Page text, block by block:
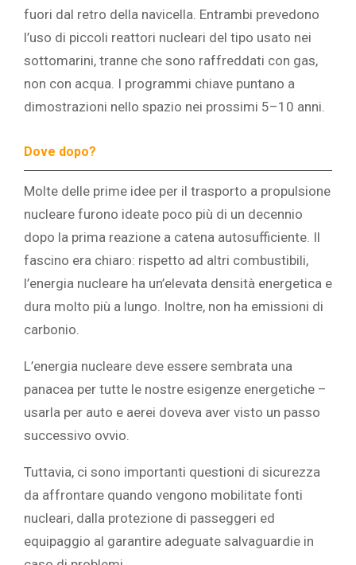
fuori dal retro della navicella. Entrambi prevedono
l’uso di piccoli reattori nucleari del tipo usato nei
sottomarini, tranne che sono raffreddati con gas,
non con acqua. I programmi chiave puntano a
dimostrazioni nello spazio nei prossimi 5–10 anni.
Dove dopo?
Molte delle prime idee per il trasporto a propulsione
nucleare furono ideate poco più di un decennio
dopo la prima reazione a catena autosufficiente. Il
fascino era chiaro: rispetto ad altri combustibili,
l’energia nucleare ha un’elevata densità energetica e
dura molto più a lungo. Inoltre, non ha emissioni di
carbonio.
L’energia nucleare deve essere sembrata una
panacea per tutte le nostre esigenze energetiche –
usarla per auto e aerei doveva aver visto un passo
successivo ovvio.
Tuttavia, ci sono importanti questioni di sicurezza
da affrontare quando vengono mobilitate fonti
nucleari, dalla protezione di passeggeri ed
equipaggio al garantire adeguate salvaguardie in